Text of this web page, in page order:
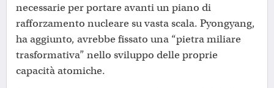
necessarie per portare avanti un piano di
rafforzamento nucleare su vasta scala. Pyongyang,
ha aggiunto, avrebbe fissato una “pietra miliare
trasformativa” nello sviluppo delle proprie
capacità atomiche.